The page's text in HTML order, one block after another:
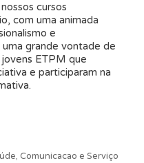
cursos
com uma animada
e
grande vontade de
ETPM que
e participaram na
, Comunicacao e Serviço